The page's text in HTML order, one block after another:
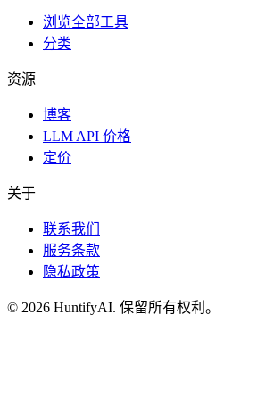
浏览全部工具
分类
资源
博客
LLM API 价格
定价
关于
联系我们
服务条款
隐私政策
© 2026 HuntifyAI. 保留所有权利。